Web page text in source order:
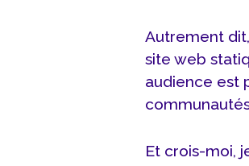
Autrement
site web
audience est
Et crois-moi,